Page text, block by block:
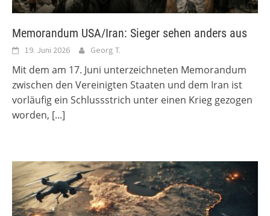
Memorandum USA/Iran: Sieger sehen anders aus
19. Juni 2026 Georg T.
Mit dem am 17. Juni unterzeichneten Memorandum
zwischen den Vereinigten Staaten und dem Iran ist
vorläufig ein Schlussstrich unter einen Krieg gezogen
worden, [...]